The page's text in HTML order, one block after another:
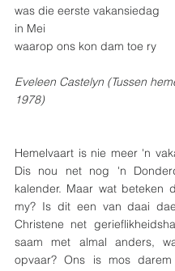
was die eerste vakansiedag
in Mei
waarop ons kon dam toe ry
Eveleen Castelyn (Tussen
1978)
Hemelvaart is nie meer 'n
Dis nou net nog 'n
kalender. Maar wat beteken
my? Is dit een van daai
Christene net
saam met almal anders,
opvaar? Ons is mos darem